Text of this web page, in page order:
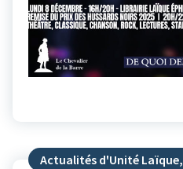
Actualités d'Unité Laïque,